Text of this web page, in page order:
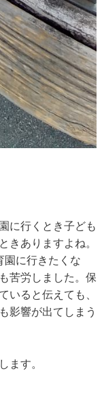
に行くとき子ども
きありますよね。
園に行きたくな
苦労しました。保
いると伝えても、
影響が出てしまう
ます。